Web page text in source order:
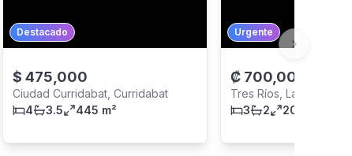
Destacado
$ 475,000
Ciudad Curridabat, Curridabat
4
3.5 445 m²
Urgente
₡ 700,000
Tres Ríos, La Unión
3
2 200 m²
Next slide